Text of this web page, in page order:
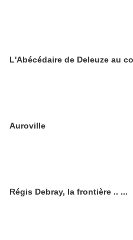
L'Abécédaire de Deleuze au
Auroville
Régis Debray, la frontière .. ...